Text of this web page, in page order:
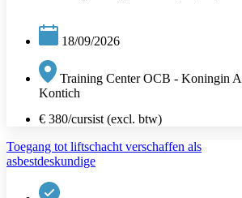
18/09/2026
Training Center OCB - Koningin
Kontich
€ 380/cursist (excl. btw)
Toegang tot liftschacht verschaffen als
asbestdeskundige